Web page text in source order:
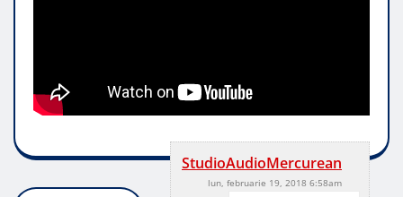
StudioAudioMercurean
lun, februarie 19, 2018 6:58am